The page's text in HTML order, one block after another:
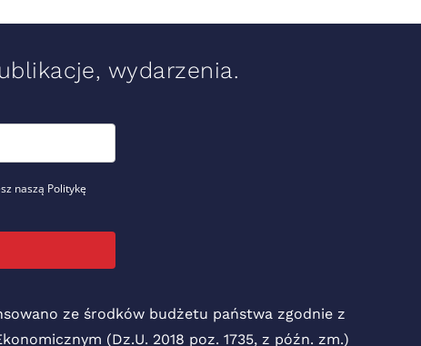
wydarzenia.
naszą Politykę
ze środków budżetu państwa zgodnie z
(Dz.U. 2018 poz. 1735, z późn. zm.)